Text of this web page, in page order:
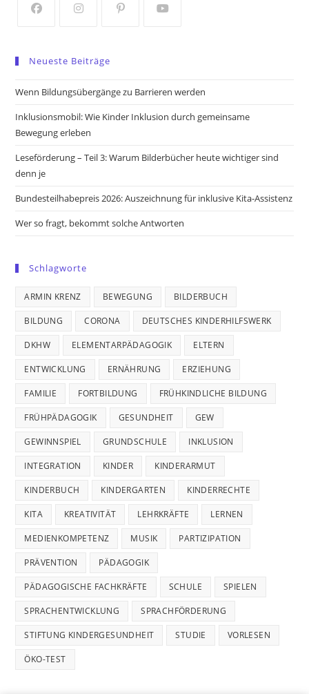
tab
tab
a
new
new
a
new
new
Neueste Beiträge
Wenn Bildungsübergänge zu Barrieren werden
Inklusionsmobil: Wie Kinder Inklusion durch gemeinsame
Bewegung erleben
Leseförderung – Teil 3: Warum Bilderbücher heute wichtiger sind
denn je
Bundesteilhabepreis 2026: Auszeichnung für inklusive Kita-Assistenz
Wer so fragt, bekommt solche Antworten
Schlagworte
ARMIN KRENZ BEWEGUNG BILDERBUCH
BILDUNG CORONA DEUTSCHES KINDERHILFSWERK
DKHW ELEMENTARPÄDAGOGIK ELTERN
ENTWICKLUNG ERNÄHRUNG ERZIEHUNG
FAMILIE FORTBILDUNG FRÜHKINDLICHE BILDUNG
FRÜHPÄDAGOGIK GESUNDHEIT GEW
GEWINNSPIEL GRUNDSCHULE INKLUSION
INTEGRATION KINDER KINDERARMUT
KINDERBUCH KINDERGARTEN KINDERRECHTE
KITA KREATIVITÄT LEHRKRÄFTE LERNEN
MEDIENKOMPETENZ MUSIK PARTIZIPATION
PRÄVENTION PÄDAGOGIK
PÄDAGOGISCHE FACHKRÄFTE SCHULE SPIELEN
SPRACHENTWICKLUNG SPRACHFÖRDERUNG
STIFTUNG KINDERGESUNDHEIT STUDIE VORLESEN
ÖKO-TEST